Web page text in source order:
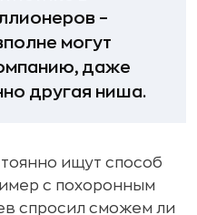
–
могут
даже
другая ниша.
ищут способ
с похоронным
спросил сможем ли